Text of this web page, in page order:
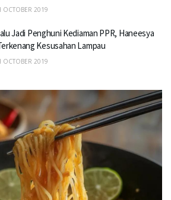
OCTOBER 2019
Jadi Penghuni Kediaman PPR, Haneesya
Kesusahan Lampau
OCTOBER 2019